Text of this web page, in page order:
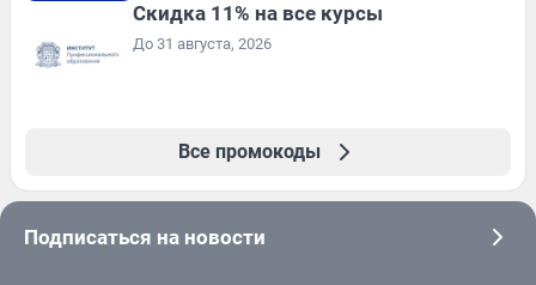
Скидка 11% на все курсы
До 31 августа, 2026
Все промокоды
Подписаться на новости